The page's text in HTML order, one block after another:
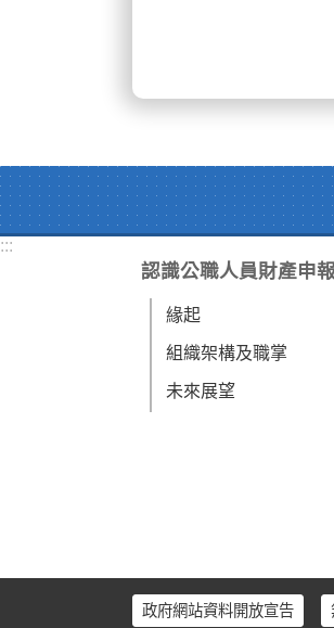
:::
認識公職人員財產申
緣起
組織架構及職掌
未來展望
政府網站資料開放宣告